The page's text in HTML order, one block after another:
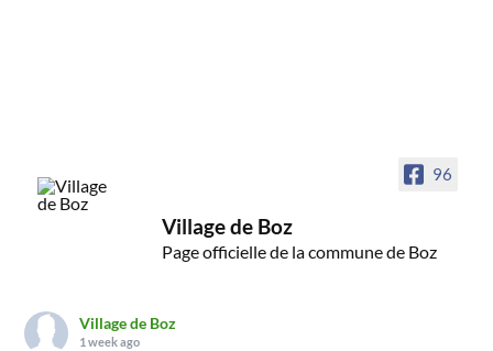
96
Village de Boz
Page officielle de la commune de Boz
Village de Boz
1 week ago